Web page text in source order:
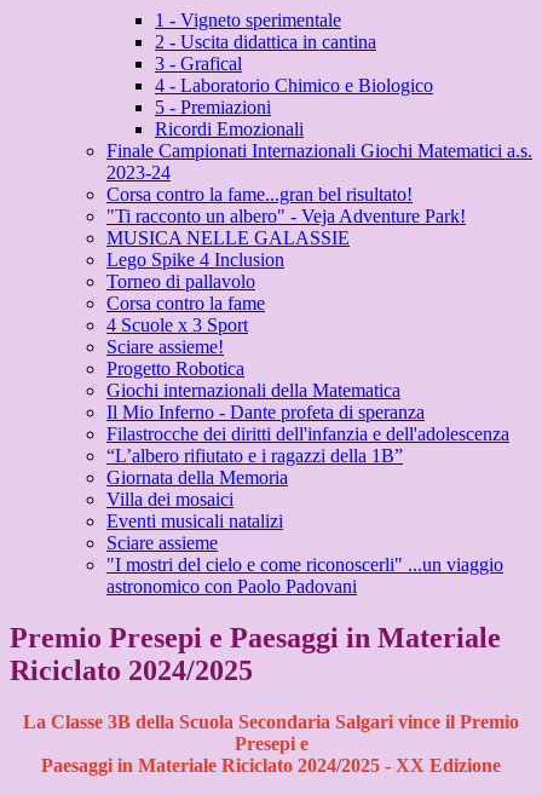
1 - Vigneto sperimentale
2 - Uscita didattica in cantina
3 - Grafical
4 - Laboratorio Chimico e Biologico
5 - Premiazioni
Ricordi Emozionali
Finale Campionati Internazionali Giochi Matematici a.s.
2023-24
Corsa contro la fame...gran bel risultato!
"Ti racconto un albero" - Veja Adventure Park!
MUSICA NELLE GALASSIE
Lego Spike 4 Inclusion
Torneo di pallavolo
Corsa contro la fame
4 Scuole x 3 Sport
Sciare assieme!
Progetto Robotica
Giochi internazionali della Matematica
Il Mio Inferno - Dante profeta di speranza
Filastrocche dei diritti dell'infanzia e dell'adolescenza
“L’albero rifiutato e i ragazzi della 1B”
Giornata della Memoria
Villa dei mosaici
Eventi musicali natalizi
Sciare assieme
"I mostri del cielo e come riconoscerli" ...un viaggio
astronomico con Paolo Padovani
Premio Presepi e Paesaggi in Materiale
Riciclato 2024/2025
La Classe 3B della Scuola Secondaria Salgari vince il Premio
Presepi e
Paesaggi in Materiale Riciclato 2024/2025 - XX Edizione